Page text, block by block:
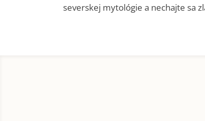
severskej mytológie a nechajte sa